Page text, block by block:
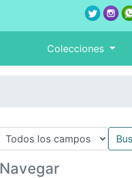
Colecciones
Navegar